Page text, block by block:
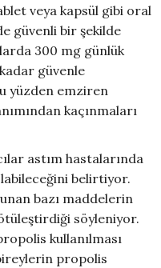
veya kapsül gibi oral
güvenli bir şekilde
300 mg günlük
güvenle
yüzden emziren
kaçınmaları
astım hastalarında
belirtiyor.
bazı maddelerin
söyleniyor.
kullanılması
propolis